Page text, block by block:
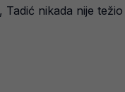
nikada nije